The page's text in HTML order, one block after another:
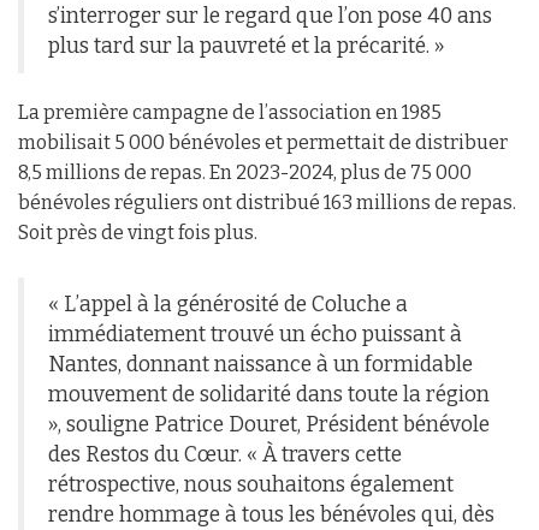
s’interroger sur le regard que l’on pose 40 ans
plus tard sur la pauvreté et la précarité. »
La première campagne de l’association en 1985
mobilisait 5 000 bénévoles et permettait de distribuer
8,5 millions de repas. En 2023-2024, plus de 75 000
bénévoles réguliers ont distribué 163 millions de repas.
Soit près de vingt fois plus.
« L’appel à la générosité de Coluche a
immédiatement trouvé un écho puissant à
Nantes, donnant naissance à un formidable
mouvement de solidarité dans toute la région
», souligne Patrice Douret, Président bénévole
des Restos du Cœur. « À travers cette
rétrospective, nous souhaitons également
rendre hommage à tous les bénévoles qui, dès